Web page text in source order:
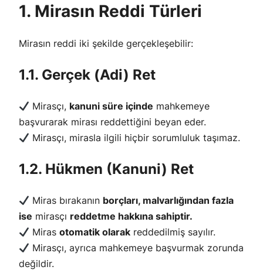
1. Mirasın Reddi Türleri
Mirasın reddi iki şekilde gerçekleşebilir:
1.1. Gerçek (Adi) Ret
Mirasçı, kanuni süre içinde mahkemeye
başvurarak mirası reddettiğini beyan eder.
Mirasçı, mirasla ilgili hiçbir sorumluluk taşımaz.
1.2. Hükmen (Kanuni) Ret
Miras bırakanın borçları, malvarlığından fazla
ise mirasçı reddetme hakkına sahiptir.
Mirasotomatik olarak reddedilmiş sayılır.
Mirasçı, ayrıca mahkemeye başvurmak zorunda
değildir.